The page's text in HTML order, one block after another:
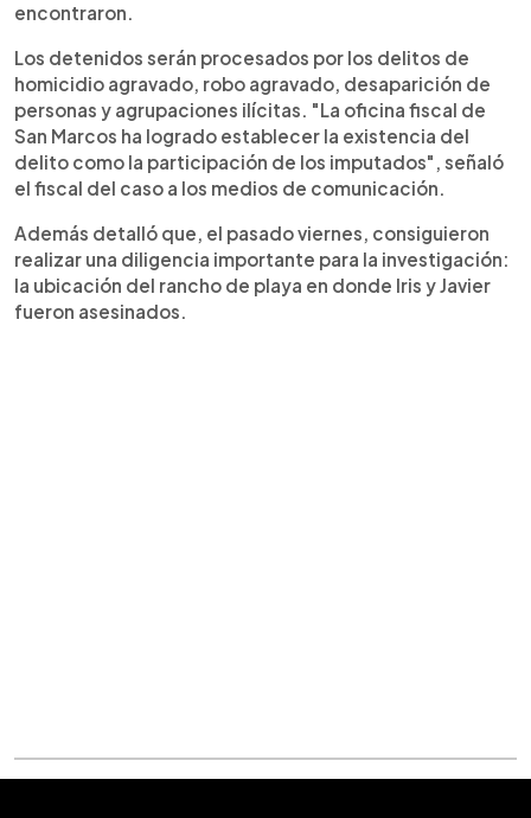
encontraron.
Los detenidos serán procesados por los delitos de
homicidio agravado, robo agravado, desaparición de
personas y agrupaciones ilícitas. "La oficina fiscal de
San Marcos ha logrado establecer la existencia del
delito como la participación de los imputados", señaló
el fiscal del caso a los medios de comunicación.
Además detalló que, el pasado viernes, consiguieron
realizar una diligencia importante para la investigación:
la ubicación del rancho de playa en donde Iris y Javier
fueron asesinados.